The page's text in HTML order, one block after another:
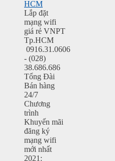
HCM
Lắp đặt
mạng wifi
giá rẻ VNPT
Tp.HCM
0916.31.0606
- (028)
38.686.686
Tổng Đài
Bán hàng
24/7
Chương
trình
Khuyến mãi
đăng ký
mạng wifi
mới nhất
2021: